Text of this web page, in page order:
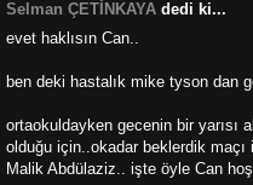
Selman ÇETİNKAYA dedi ki...
evet haklısın Can..
ben deki hastalık mike tyson dan
ortaokuldayken gecenin bir yarısı
olduğu için..okadar beklerdik
Malik Abdülaziz.. işte öyle Can